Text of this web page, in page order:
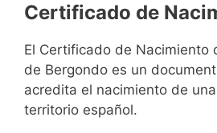
Certificado de
El Certificado de Nacimiento
de Bergondo es un
acredita el nacimiento de
territorio español.